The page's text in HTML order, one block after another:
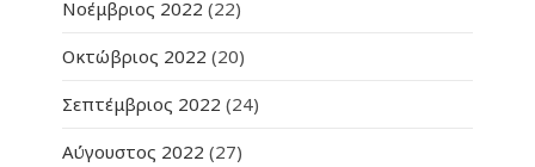
Νοέμβριος 2022 (22)
Οκτώβριος 2022 (20)
Σεπτέμβριος 2022 (24)
Αύγουστος 2022 (27)